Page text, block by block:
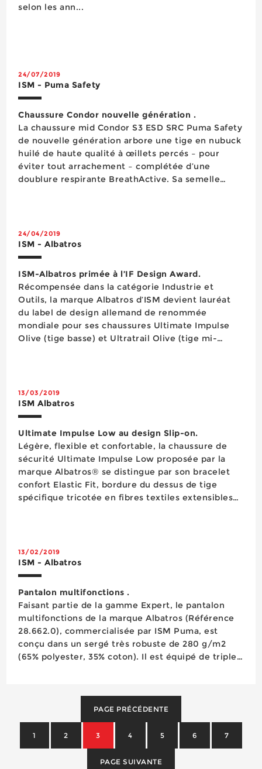
selon les ann...
24/07/2019
ISM - Puma Safety
Chaussure Condor nouvelle génération .
La chaussure mid Condor S3 ESD SRC Puma Safety
de nouvelle génération arbore une tige en nubuck
huilé de haute qualité à œillets percés – pour
éviter tout arrachement – complétée d’une
doublure respirante BreathActive. Sa semelle
24/04/2019
ISM - Albatros
ISM-Albatros primée à l’IF Design Award.
Récompensée dans la catégorie Industrie et
Outils, la marque Albatros d’ISM devient lauréat
du label de design allemand de renommée
mondiale pour ses chaussures Ultimate Impulse
Olive (tige basse) et Ultratrail Olive (tige mi-
13/03/2019
ISM Albatros
Ultimate Impulse Low au design Slip-on.
Légère, flexible et confortable, la chaussure de
sécurité Ultimate Impulse Low proposée par la
marque Albatros® se distingue par son bracelet
confort Elastic Fit, bordure du dessus de tige
spécifique tricotée en fibres textiles extensibles
13/02/2019
ISM - Albatros
Pantalon multifonctions .
Faisant partie de la gamme Expert, le pantalon
multifonctions de la marque Albatros (Référence
28.662.0), commercialisée par ISM Puma, est
conçu dans un sergé très robuste de 280 g/m2
(65% polyester, 35% coton). Il est équipé de triples
soufflet, les poches à clous ...
PAGE PRÉCÉDENTE
1 2 3 4 5 6 7
PAGE SUIVANTE